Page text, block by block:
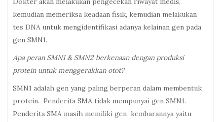
kemudian memeriksa keadaan fisik, kemudian melakukan
tes DNA untuk mengidentifikasi adanya kelainan gen pada
gen SMN1.
Apa peran SMN1 & SMN2 berkenaan dengan produksi
protein untuk menggerakkan otot?
SMN1 adalah gen yang paling berperan dalam membentuk
protein. Penderita SMA tidak mempunyai gen SMN1.
Penderita SMA masih memiliki gen kembarannya yaitu